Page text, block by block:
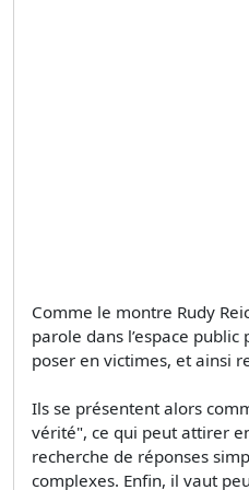
Comme le montre Rudy
parole dans l’espace
poser en victimes, et ainsi
Ils se présentent alors
vérité", ce qui peut attirer
recherche de réponses
complexes. Enfin, il vaut